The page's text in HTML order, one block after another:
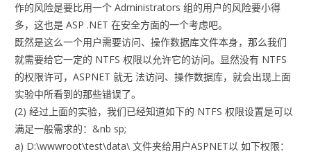
作的风险是要比用一个 Administrators 组的用户的风险要小得
多，这也是 ASP .NET 在安全方面的一个考虑吧。
既然是这么一个用户需要访问、操作数据库文件本身，那么我们
就需要给它一定的 NTFS 权限以允许它的访问。显然没有 NTFS
的权限许可，ASPNET 就无 法访问、操作数据库，就会出现上面
实验中所看到的那些错误了。
(2) 经过上面的实验，我们已经知道如下的 NTFS 权限设置是可以
满足一般需求的：&nb sp;
a) D:\wwwroot\test\data\ 文件夹给用户ASPNET以 如下权限：